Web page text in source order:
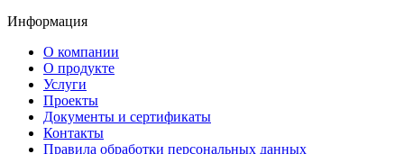
Информация
О компании
О продукте
Услуги
Проекты
Документы и сертификаты
Контакты
Правила обработки персональных данных